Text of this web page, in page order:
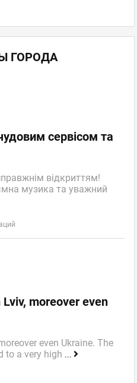
ГОРОДА
сервісом та
відкриттям!
музика та уважний
moreover even
even Ukraine. The
to a very high ...